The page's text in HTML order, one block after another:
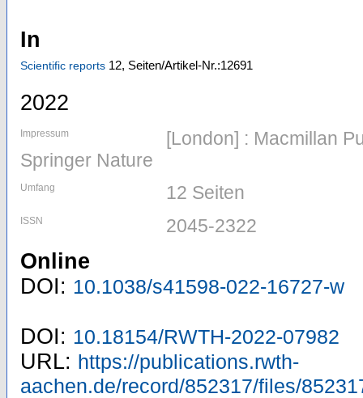
In
Scientific reports 12, Seiten/Artikel-Nr.:12691
2022
Impressum
[London] : Macmillan
Springer Nature
Umfang 12 Seiten
ISSN 2045-2322
Online
DOI: 10.1038/s41598-022-16727-w
DOI: 10.18154/RWTH-2022-07982
URL: https://publications.rwth-
aachen.de/record/852317/files/